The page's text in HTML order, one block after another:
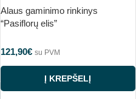
Alaus gaminimo rinkinys
“Pasiflorų elis”
121,90€ su PVM
Į KREPŠELĮ